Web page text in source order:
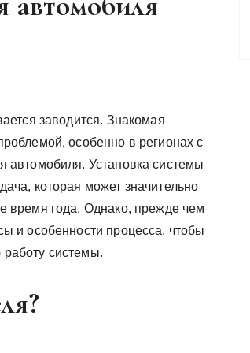
заводится. Знакомая
особенно в регионах с
автомобиля. Установка системы
которая может значительно
время года. Однако, прежде чем
и особенности процесса, чтобы
системы.